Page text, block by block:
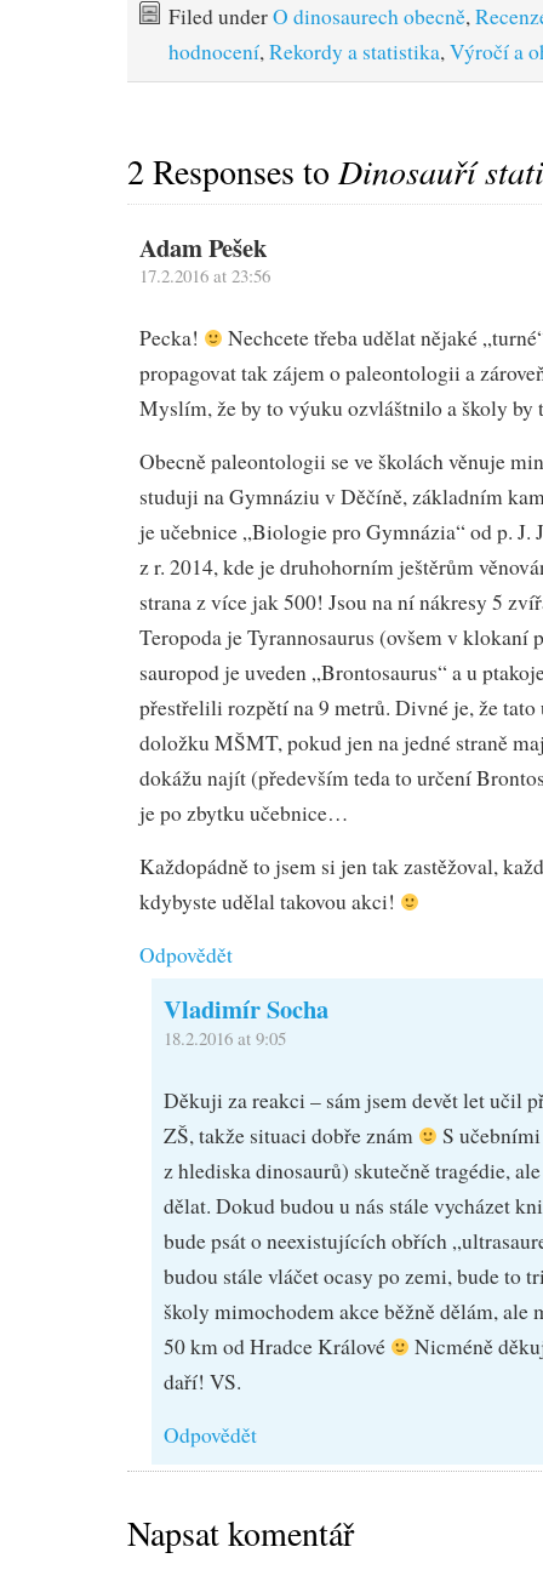
Filed underO dinosaurech obecně,
hodnocení, Rekordy a statistika, Výročí a
2 Responses toDinosauří
Adam Pešek
17.2.2016 at 23:56
Pecka!
Nechcete třeba udělat nějaké
propagovat tak zájem o paleontologii a
Myslím, že by to výuku ozvláštnilo a školy by
Obecně paleontologii se ve školách věnuje
studuji na Gymnáziu v Děčíně, základním
je učebnice „Biologie pro Gymnázia“ od p. J.
z r. 2014, kde je druhohorním ještěrům
strana z více jak 500! Jsou na ní nákresy 5
Teropoda je Tyrannosaurus (ovšem v klokaní
sauropod je uveden „Brontosaurus“ a u
přestřelili rozpětí na 9 metrů. Divné je, že tato
doložku MŠMT, pokud jen na jedné straně
dokážu najít (především teda to určení
je po zbytku učebnice…
Každopádně to jsem si jen tak zastěžoval,
kdybyste udělal takovou akci!
Odpovědět
Vladimír Socha
18.2.2016 at 9:05
Děkuji za reakci – sám jsem devět let učil
ZŠ, takže situaci dobře znám
S
z hlediska dinosaurů) skutečně tragédie,
dělat. Dokud budou u nás stále vycházet
bude psát o neexistujících obřích
budou stále vláčet ocasy po zemi, bude to
školy mimochodem akce běžně dělám, ale
50 km od Hradce Králové
Nicméně
daří! VS.
Odpovědět
Napsat komentář